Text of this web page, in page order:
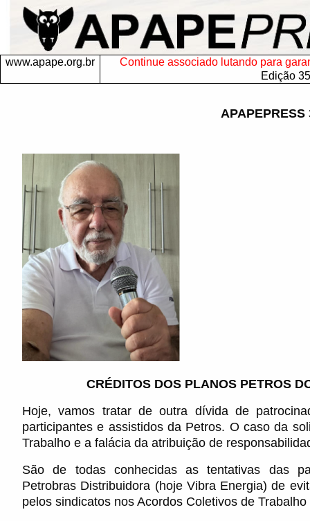
www.apape.org.br
Continue associado lutando para
Edição
APAPEPRESS
CRÉDITOS DOS PLANOS PETROS
Hoje, vamos tratar de outra dívida de
participantes e assistidos da Petros. O caso da
Trabalho e a falácia da atribuição de
São de todas conhecidas as tentativas das
Petrobras Distribuidora (hoje Vibra Energia) de
pelos sindicatos nos Acordos Coletivos de